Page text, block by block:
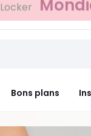
-20%
Bons plans